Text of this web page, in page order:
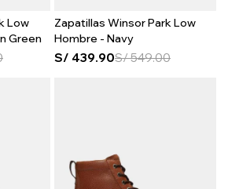
Low
Green
Zapatillas Winsor Park Low
Hombre - Navy
S/ 439.90S/549.00